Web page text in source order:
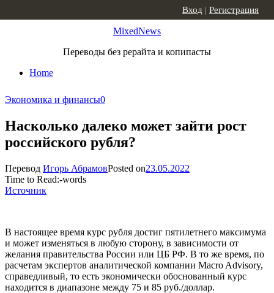
MixedNews
Переводы без рерайта и копипасты
Home
Вход | Регистрация
Экономика и финансы0
Насколько далеко может зайти рост
российского рубля?
Перевод Игорь АбрамовPosted on23.05.2022
Time to Read:-words
Источник
В настоящее время курс рубля достиг пятилетнего максимума
и может изменяться в любую сторону, в зависимости от
желания правительства России или ЦБ РФ. В то же время, по
расчетам экспертов аналитической компании Macro Advisory,
справедливый, то есть экономически обоснованный курс
находится в диапазоне между 75 и 85 руб./доллар.